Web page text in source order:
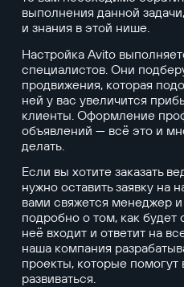
выполнения данной
и знания в этой нише.
Настройка Avito
специалистов. Они
продвижения, которая
ней у вас увеличится
клиенты. Оформление
объявлений — всё это и
делать.
Если вы хотите заказать
нужно оставить заявку на
вами свяжется менеджер
подробно о том, как будет
неё входит и ответит на
наша компания
проекты, которые
развиваться.